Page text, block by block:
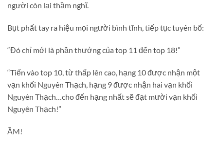
người còn lại thầm nghĩ.
Bụt phất tay ra hiệu mọi người bình tĩnh, tiếp tục tuyên bố:
“Đó chỉ mới là phần thưởng của top 11 đến top 18!”
“Tiến vào top 10, từ thấp lên cao, hạng 10 được nhận một
vạn khối Nguyên Thạch, hạng 9 được nhận hai vạn khối
Nguyên Thạch…cho đến hạng nhất sẽ đạt mười vạn khối
Nguyên Thạch!”
ẦM!